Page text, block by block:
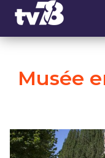
Musée
Panneau de gestion